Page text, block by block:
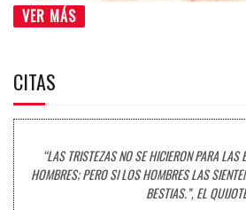
VER MÁS
CITAS
“LAS TRISTEZAS NO SE HICIERON PARA LAS
HOMBRES; PERO SI LOS HOMBRES LAS
BESTIAS.”, EL